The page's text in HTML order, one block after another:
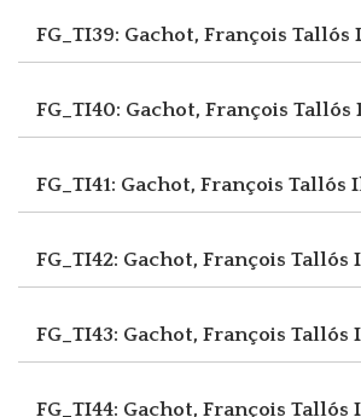
FG_TI39: Gachot, François Tallós
FG_TI40: Gachot, François Tallós
FG_TI41: Gachot, François Tallós
FG_TI42: Gachot, François Tallós
FG_TI43: Gachot, François Tallós
FG_TI44: Gachot, François Tallós